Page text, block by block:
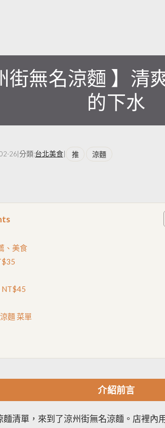
街無名涼麵 】清
的下水
26|分類:台北美食| 推 涼麵
、美食
NT$45
麵 菜單
介紹前言
麵清單，來到了涼州街無名涼麵。店裡內